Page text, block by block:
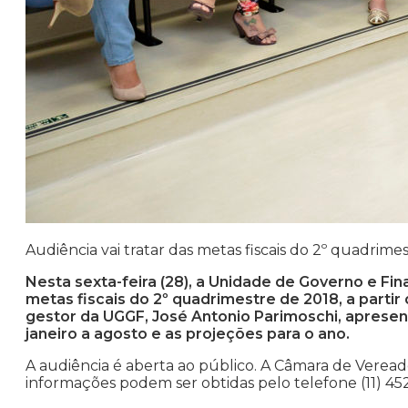
Audiência vai tratar das metas fiscais do 2º
Nesta sexta-feira (28), a Unidade de Governo e
metas fiscais do 2º quadrimestre de 2018, a
gestor da UGGF, José Antonio Parimoschi,
janeiro a agosto e as projeções para o ano.
A audiência é aberta ao público. A Câmara de
informações podem ser obtidas pelo telefone (11)